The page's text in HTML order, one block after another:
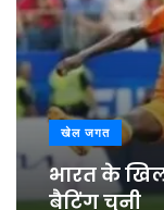
खेल जगत
भारत के
बैटिंग चुनी